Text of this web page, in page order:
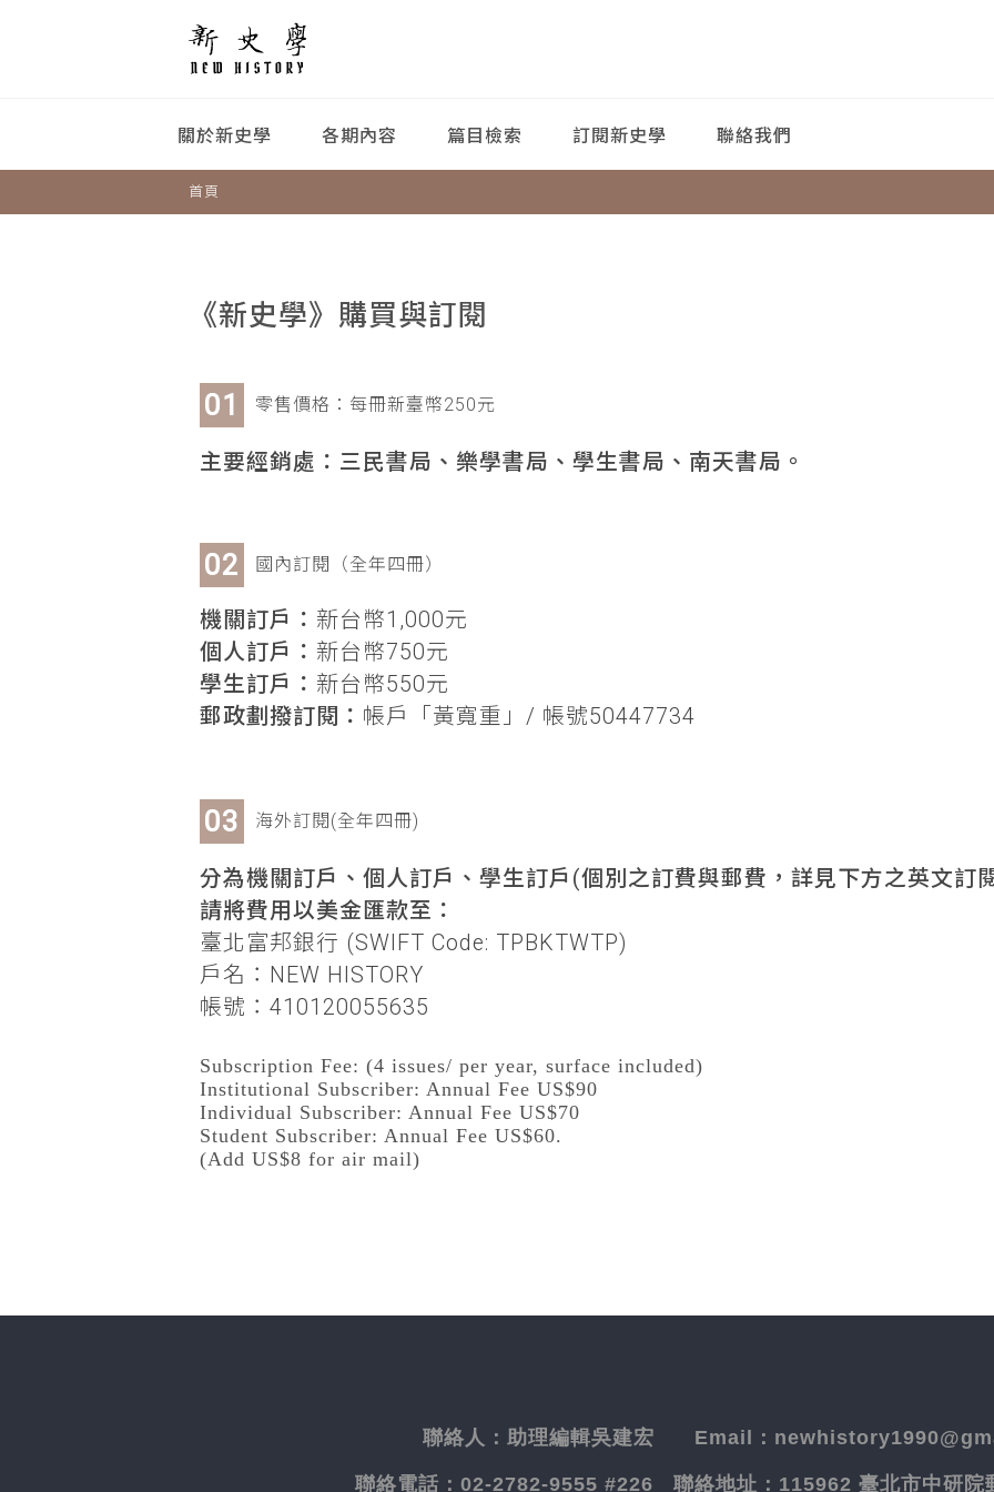
關於新史學 各期內容 篇目檢索 訂閱新史學 聯絡我們
首頁
《新史學》購買與訂閱
零售價格：每冊新臺幣250元
主要經銷處：三民書局、樂學書局、學生書局、南天書局。
國內訂閱（全年四冊）
機關訂戶： 新台幣1,000元
個人訂戶： 新台幣750元
學生訂戶： 新台幣550元
郵政劃撥訂閱： 帳戶「黃寬重」/ 帳號50447734
海外訂閱(全年四冊)
分為機關訂戶、個人訂戶、學生訂戶(個別之訂費與郵費，詳見下方之英文訂
請將費用以美金匯款至：
臺北富邦銀行 (SWIFT Code: TPBKTWTP)
戶名：NEW HISTORY
帳號：410120055635
Subscription Fee: (4 issues/ per year, surface included)
Institutional Subscriber: Annual Fee US$90
Individual Subscriber: Annual Fee US$70
Student Subscriber: Annual Fee US$60.
(Add US$8 for air mail)
聯絡人： 助理編輯吳建宏 Email：
聯絡電話： 02-2782-9555 #226 聯絡地址： 115962 臺北市中研院